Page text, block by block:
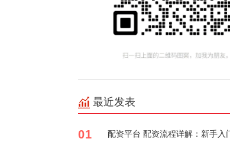
最近发表
01 配资平台 配资流程详解：新手入